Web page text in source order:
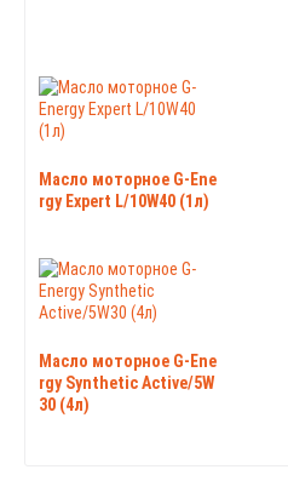
Масло моторное G-Ene
rgy Expert L/10W40 (1л)
Масло моторное G-Ene
rgy Synthetic Active/5W
30 (4л)